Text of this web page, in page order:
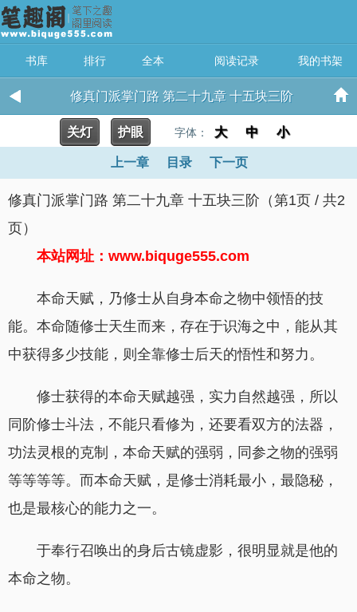
书库 排行 全本 阅读记录 我的书架
修真门派掌门路 第二十九章 十五块三阶
关灯 护眼 字体： 大 中 小
上一章 目录 下一页
修真门派掌门路 第二十九章 十五块三阶（第1页 / 共2
页）
本站网址：www.biquge555.com
本命天赋，乃修士从自身本命之物中领悟的技
能。本命随修士天生而来，存在于识海之中，能从其
中获得多少技能，则全靠修士后天的悟性和努力。
修士获得的本命天赋越强，实力自然越强，所以
同阶修士斗法，不能只看修为，还要看双方的法器，
功法灵根的克制，本命天赋的强弱，同参之物的强弱
等等等等。而本命天赋，是修士消耗最小，最隐秘，
也是最核心的能力之一。
于奉行召唤出的身后古镜虚影，很明显就是他的
本命之物。